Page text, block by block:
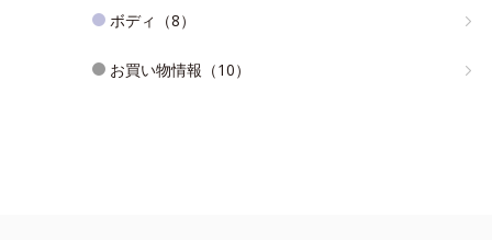
ボディ（8）
お買い物情報（10）